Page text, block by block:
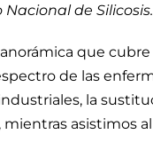
de
que
de las
la
asistimos